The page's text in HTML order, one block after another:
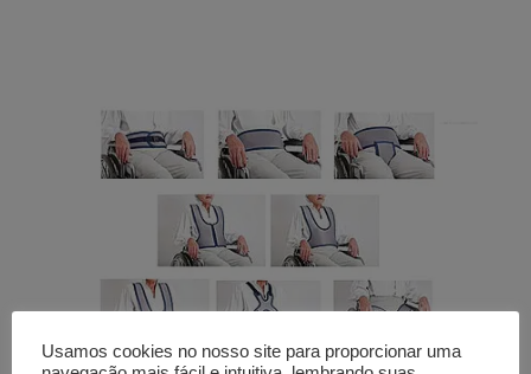
Usamos cookies no nosso site para proporcionar uma